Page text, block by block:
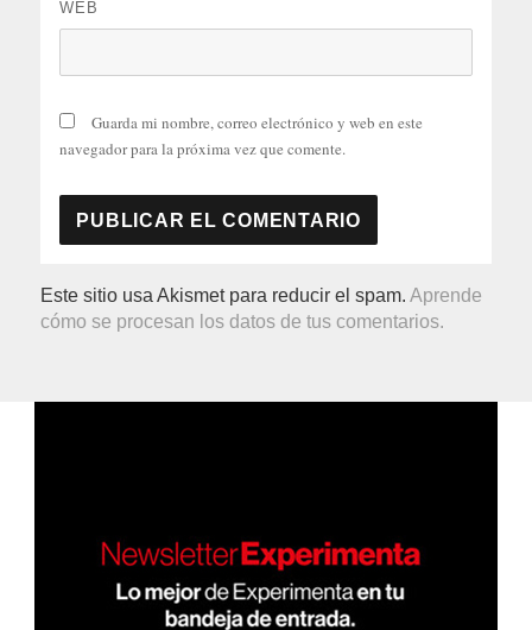
WEB
Guarda mi nombre, correo electrónico y web en este
navegador para la próxima vez que comente.
Este sitio usa Akismet para reducir el spam.Aprende
cómo se procesan los datos de tus comentarios.